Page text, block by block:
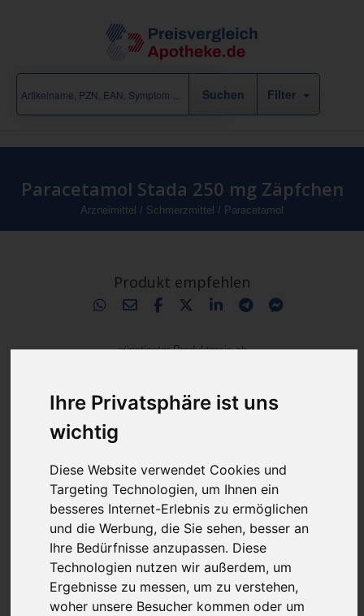
Ihre Privatsphäre ist uns
wichtig
Diese Website verwendet Cookies und
Targeting Technologien, um Ihnen ein
besseres Internet-Erlebnis zu ermöglichen
und die Werbung, die Sie sehen, besser an
Ihre Bedürfnisse anzupassen. Diese
Technologien nutzen wir außerdem, um
Ergebnisse zu messen, um zu verstehen,
woher unsere Besucher kommen oder um
Filter
Paracetamol Stada 250 mg Zäpfchen
Arzneimittel / Schmerzmittel / Paracetamol
Produkt empfehlen
günstigster Produktpreis ab
0,89 €
Versandapotheke Fliegende-Pillen.de
+ 4,50 € Versandkosten
& inkl. MwSt.
Ersparnis: 94% oder 14,60 €
Preis pro 1 ST / 0,09 €
Daten vom 10.08.2026 09:25 Uhr